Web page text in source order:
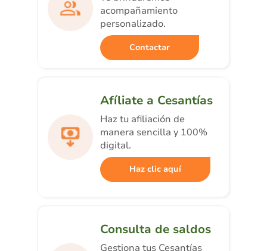
acompañamiento
personalizado.
Contactar
Afíliate a Cesantías
Haz tu afiliación de
manera sencilla y 100%
digital.
Haz clic aquí
Consulta de saldos
Gestiona tus Cesantías